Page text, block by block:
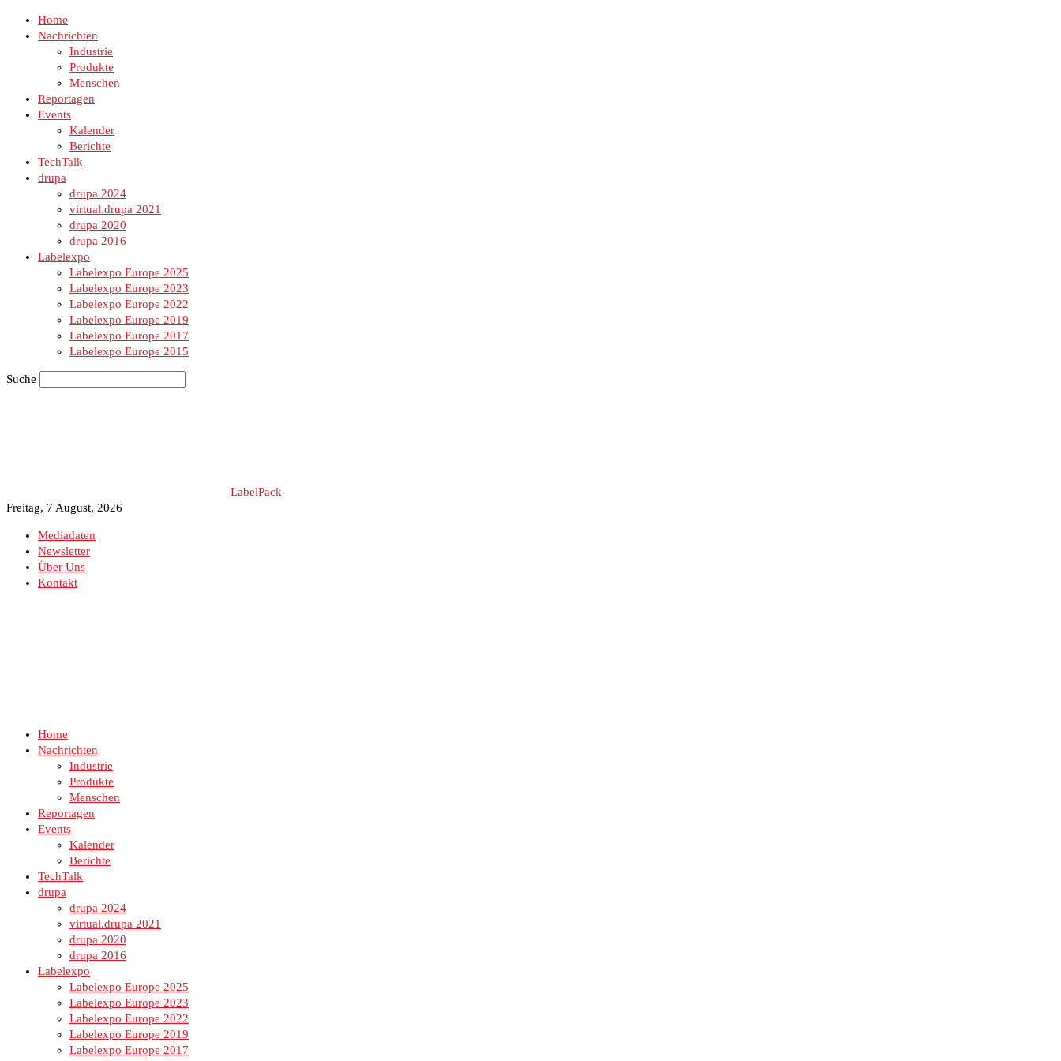
Home
Nachrichten
Industrie
Produkte
Menschen
Reportagen
Events
Kalender
Berichte
TechTalk
drupa
drupa 2024
virtual.drupa 2021
drupa 2020
drupa 2016
Labelexpo
Labelexpo Europe 2025
Labelexpo Europe 2023
Labelexpo Europe 2022
Labelexpo Europe 2019
Labelexpo Europe 2017
Labelexpo Europe 2015
Suche
LabelPack
Freitag, 7 August, 2026
Mediadaten
Newsletter
Über Uns
Kontakt
Home
Nachrichten
Industrie
Produkte
Menschen
Reportagen
Events
Kalender
Berichte
TechTalk
drupa
drupa 2024
virtual.drupa 2021
drupa 2020
drupa 2016
Labelexpo
Labelexpo Europe 2025
Labelexpo Europe 2023
Labelexpo Europe 2022
Labelexpo Europe 2019
Labelexpo Europe 2017